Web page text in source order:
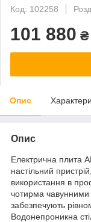
Код: 102258
101 880 ₴
Опис
Опис
Електрична плита
настільний
використання в
чотирма
забезпечують
Водонепроникна